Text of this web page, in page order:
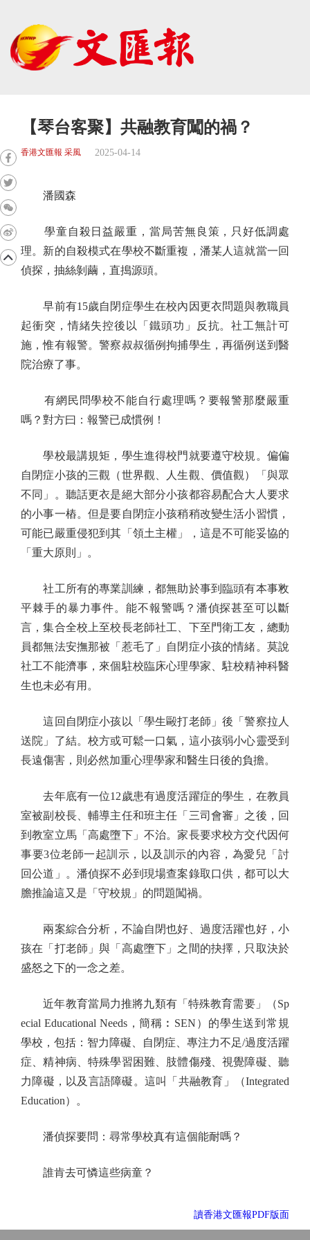
【琴台客聚】共融教育闖的禍？
香港文匯報 采風 2025-04-14
潘國森
學童自殺日益嚴重，當局苦無良策，只好低調處
理。新的自殺模式在學校不斷重複，潘某人這就當一回
偵探，抽絲剝繭，直搗源頭。
早前有15歲自閉症學生在校內因更衣問題與教職員
起衝突，情緒失控後以「鐵頭功」反抗。社工無計可
施，惟有報警。警察叔叔循例拘捕學生，再循例送到醫
院治療了事。
有網民問學校不能自行處理嗎？要報警那麼嚴重
嗎？對方曰：報警已成慣例！
學校最講規矩，學生進得校門就要遵守校規。偏偏
自閉症小孩的三觀（世界觀、人生觀、價值觀）「與眾
不同」。聽話更衣是絕大部分小孩都容易配合大人要求
的小事一樁。但是要自閉症小孩稍稍改變生活小習慣，
可能已嚴重侵犯到其「領土主權」，這是不可能妥協的
「重大原則」。
社工所有的專業訓練，都無助於事到臨頭有本事敉
平棘手的暴力事件。能不報警嗎？潘偵探甚至可以斷
言，集合全校上至校長老師社工、下至門衛工友，總動
員都無法安撫那被「惹毛了」自閉症小孩的情緒。莫說
社工不能濟事，來個駐校臨床心理學家、駐校精神科醫
生也未必有用。
這回自閉症小孩以「學生毆打老師」後「警察拉人
送院」了結。校方或可鬆一口氣，這小孩弱小心靈受到
長遠傷害，則必然加重心理學家和醫生日後的負擔。
去年底有一位12歲患有過度活躍症的學生，在教員
室被副校長、輔導主任和班主任「三司會審」之後，回
到教室立馬「高處墮下」不治。家長要求校方交代因何
事要3位老師一起訓示，以及訓示的內容，為愛兒「討
回公道」。潘偵探不必到現場查案錄取口供，都可以大
膽推論這又是「守校規」的問題闖禍。
兩案綜合分析，不論自閉也好、過度活躍也好，小
孩在「打老師」與「高處墮下」之間的抉擇，只取決於
盛怒之下的一念之差。
近年教育當局力推將九類有「特殊教育需要」（Sp
ecial Educational Needs，簡稱︰SEN）的學生送到常規
學校，包括：智力障礙、自閉症、專注力不足/過度活躍
症、精神病、特殊學習困難、肢體傷殘、視覺障礙、聽
力障礙，以及言語障礙。這叫「共融教育」（Integrated
Education）。
潘偵探要問：尋常學校真有這個能耐嗎？
誰肯去可憐這些病童？
讀香港文匯報PDF版面